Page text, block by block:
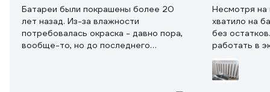
Батареи были покрашены более 20
лет назад. Из-за влажности
потребовалась окраска - давно пора,
вообще-то, но до последнего
Несмотря
хватило на
без
работать в
покраски